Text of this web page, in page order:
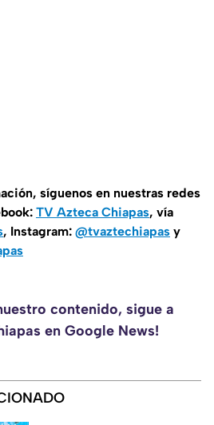
síguenos en nuestras redes
TV Azteca Chiapas, vía
, Instagram: @tvaztechiapas y
contenido, sigue a
en Google News!